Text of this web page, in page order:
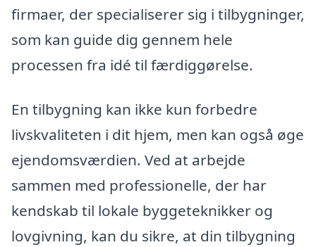
firmaer, der specialiserer sig i tilbygninger,
som kan guide dig gennem hele
processen fra idé til færdiggørelse.
En tilbygning kan ikke kun forbedre
livskvaliteten i dit hjem, men kan også øge
ejendomsværdien. Ved at arbejde
sammen med professionelle, der har
kendskab til lokale byggeteknikker og
lovgivning, kan du sikre, at din tilbygning